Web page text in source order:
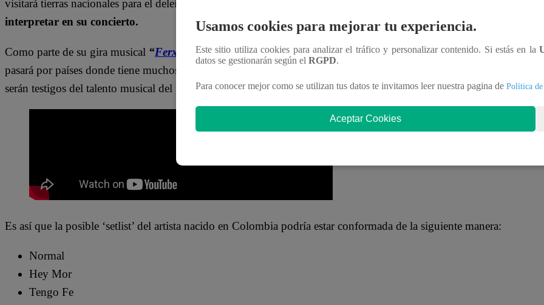
visitará tierras nacionales para el deleite de sus fans y en esta nota repasamos la
interpretar en su concierto.
Como parte de su gira musical “Ferxxo Nitro Jam Tour 2023”, el cantante de reggaetón Feid también
pasará por países donde tiene muchos adeptos.
serán testigos del talento musical del popular ‘Ferxxo’ durante el próximo año.
Es así que la posible ‘setlist’ del artista nacido en Colombia podría estar conformada de la siguiente manera:
Normal
Hey Mor
Tengo Fe
Usamos cookies para mejorar tu experiencia.
Este sitio utiliza cookies para analizar el tráfico y personalizar contenido. Si estás en la
datos se gestionarán según el RGPD.
Para conocer mejor como se utilizan tus datos te invitamos leer nuestra pagina de Política
Aceptar Cookies